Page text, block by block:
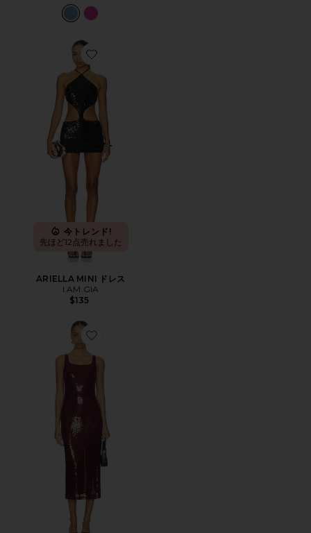
Favorite ARIELLA MINI ドレス
今トレンド!
先ほど12点売れました
ARIELLA MINI ドレス
I.AM.GIA
$135
Favorite SANDRA スパンコールドレス